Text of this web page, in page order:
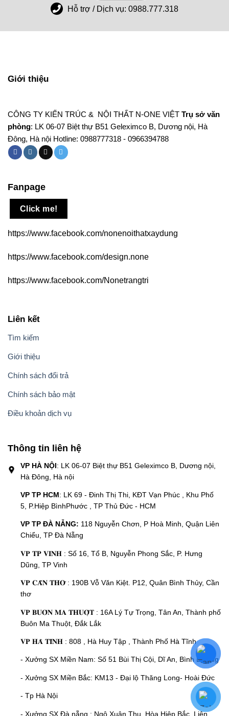
Hỗ trợ / Dịch vụ: 0988.777.318
Giới thiệu
CÔNG TY KIẾN TRÚC & NỘI THẤT N-ONE VIỆT Trụ sở văn
phòng: LK 06-07 Biệt thự B51 Geleximco B, Dương nội, Hà
Đông, Hà nội Hotline: 0988777318 - 0966394788
Liên kết
Tìm kiếm
Giới thiệu
Chính sách đổi trả
Chính sách bảo mật
Điều khoản dịch vụ
Thông tin liên hệ
VP HÀ NỘI: LK 06-07 Biệt thự B51 Geleximco B, Dương nội,
Hà Đông, Hà nội
VP TP HCM: LK 69 - Đinh Thị Thi, KĐT Vạn Phúc , Khu Phố
5, P.Hiệp BìnhPhước , TP Thủ Đức - HCM
VP TP ĐÀ NẴNG: 118 Nguyễn Chơn, P Hoà Minh, Quận Liên
Chiểu, TP Đà Nẵng
𝐕𝐏 𝐓𝐏 𝐕𝐈𝐍𝐇 : Số 16, Tổ B, Nguyễn Phong Sắc, P. Hưng
Dũng, TP Vinh
𝐕𝐏 𝐂𝐀̂̀𝐍 𝐓𝐇𝐎̛ : 190B Vỗ Văn Kiệt. P12, Quân Bình Thủy, Cần
thơ
𝐕𝐏 𝐁𝐔𝐎̂𝐍 𝐌𝐀 𝐓𝐇𝐔𝐎̣̂𝐓 : 16A Lý Tự Trọng, Tân An, Thành phố
Buôn Ma Thuột, Đắk Lắk
𝐕𝐏 𝐇𝐀̀ 𝐓𝐈̃𝐍𝐇 : 808 , Hà Huy Tập , Thành Phố Hà Tĩnh
- Xưởng SX Miền Nam: Số 51 Bùi Thị Cội, Dĩ An, Bình Dương
- Xưởng SX Miền Bắc: KM13 - Đại lộ Thăng Long- Hoài Đức
- Tp Hà Nội
- Xưởng SX Đà nẵng : Ngô Xuân Thu, Hòa Hiệp Bắc, Liên
Fanpage
Click me!
https://www.facebook.com/nonenoithatxaydung
https://www.facebook.com/design.none
https://www.facebook.com/Nonetrangtri